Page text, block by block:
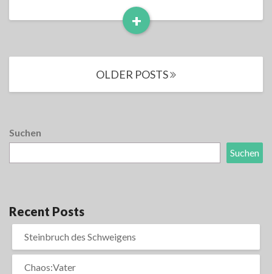
+
Read
OLDER POSTS
Suchen
Suchen
Recent Posts
Steinbruch des Schweigens
Chaos:Vater